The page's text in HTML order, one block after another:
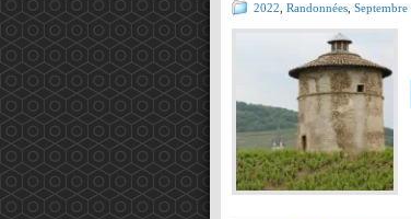
2022 Randonnées Septembre